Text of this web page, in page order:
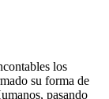
los
su forma de
pasando